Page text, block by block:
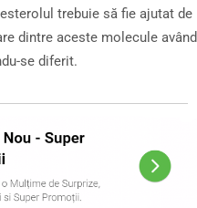
trebuie să fie ajutat de
dintre aceste molecule având
se diferit.